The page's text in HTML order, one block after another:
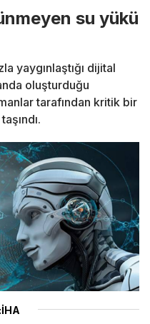
su yükü
yaygınlaştığı dijital
oluşturduğu
tarafından kritik bir